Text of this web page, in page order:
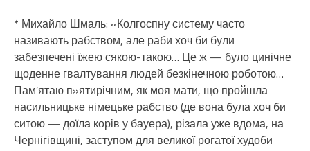
* Михайло Шмаль: «Колгоспну систему часто
називають рабством, але раби хоч би були
забезпечені їжею сякою-такою… Це ж — було цинічне
щоденне гвалтування людей безкінечною роботою…
Пам’ятаю п»ятирічним, як моя мати, що пройшла
насильницьке німецьке рабство (де вона була хоч би
ситою — доїла корів у бауера), різала уже вдома, на
Чернігівщині, заступом для великої рогатої худоби